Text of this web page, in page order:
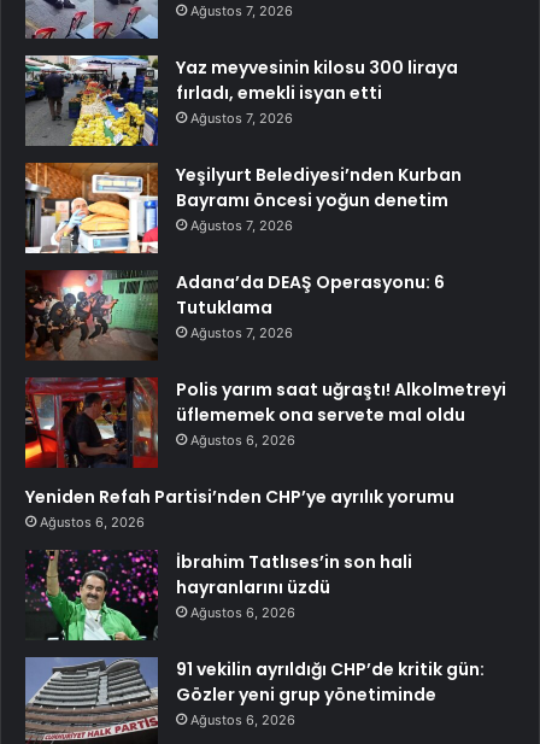
Ağustos 7, 2026
Yaz meyvesinin kilosu 300 liraya
fırladı, emekli isyan etti
Ağustos 7, 2026
Yeşilyurt Belediyesi’nden Kurban
Bayramı öncesi yoğun denetim
Ağustos 7, 2026
Adana’da DEAŞ Operasyonu: 6
Tutuklama
Ağustos 7, 2026
Polis yarım saat uğraştı! Alkolmetreyi
üflememek ona servete mal oldu
Ağustos 6, 2026
Yeniden Refah Partisi’nden CHP’ye ayrılık yorumu
Ağustos 6, 2026
İbrahim Tatlıses’in son hali
hayranlarını üzdü
Ağustos 6, 2026
91 vekilin ayrıldığı CHP’de kritik gün:
Gözler yeni grup yönetiminde
Ağustos 6, 2026